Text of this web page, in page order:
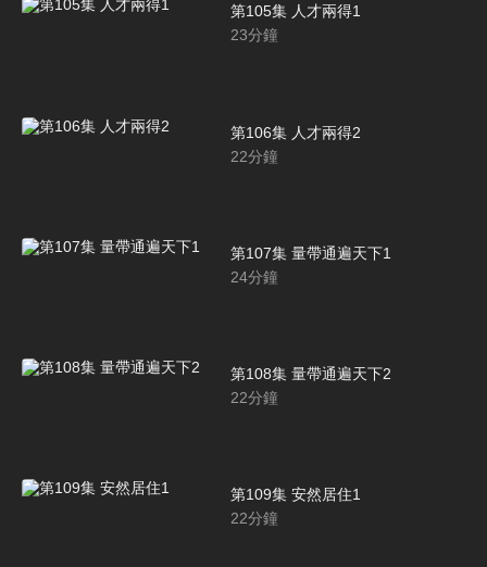
第105集 人才兩得1
23分鐘
第106集 人才兩得2
22分鐘
第107集 量帶通遍天下1
24分鐘
第108集 量帶通遍天下2
22分鐘
第109集 安然居住1
22分鐘